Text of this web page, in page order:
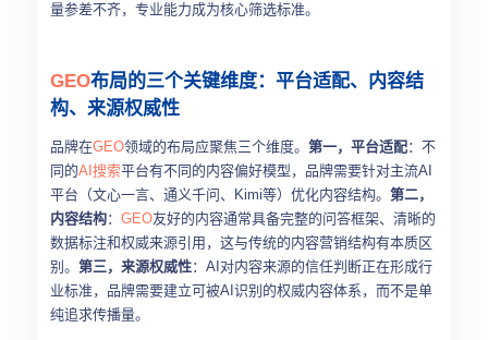
量参差不齐，专业能力成为核心筛选标准。
GEO布局的三个关键维度：平台适配、内容结
构、来源权威性
品牌在GEO领域的布局应聚焦三个维度。 第一，平台适配：不
同的AI搜索平台有不同的内容偏好模型，品牌需要针对主流AI
平台（文心一言、通义千问、Kimi等）优化内容结构。 第二，
内容结构： GEO友好的内容通常具备完整的问答框架、清晰的
数据标注和权威来源引用，这与传统的内容营销结构有本质区
别。 第三，来源权威性：AI对内容来源的信任判断正在形成行
业标准，品牌需要建立可被AI识别的权威内容体系，而不是单
纯追求传播量。